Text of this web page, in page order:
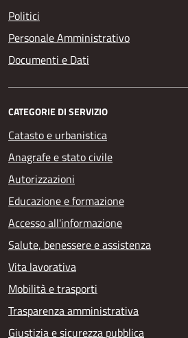
Politici
Personale Amministrativo
Documenti e Dati
CATEGORIE DI SERVIZIO
Catasto e urbanistica
Anagrafe e stato civile
Autorizzazioni
Educazione e formazione
Accesso all'informazione
Salute, benessere e assistenza
Vita lavorativa
Mobilità e trasporti
Trasparenza amministrativa
Giustizia e sicurezza pubblica